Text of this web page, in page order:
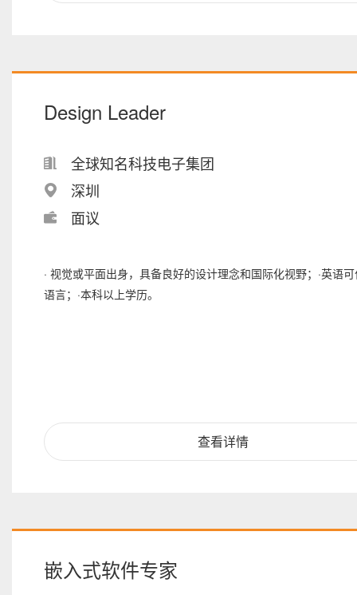
Design Leader
全球知名科技电子集团
深圳
面议
· 视觉或平面出身，具备良好的设计理念和国际化视野；·英语
语言；·本科以上学历。
查看详情
嵌入式软件专家